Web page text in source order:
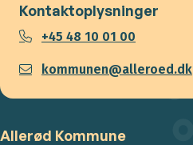
Kontaktoplysninger
+45 48 10 01 00
kommunen@alleroed.dk
Allerød Kommune